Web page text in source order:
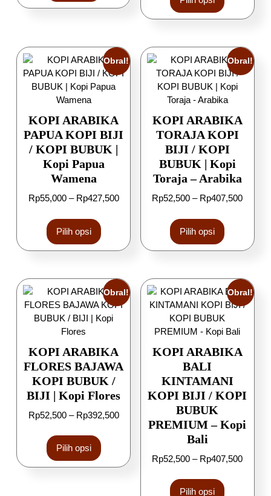
Obral!
KOPI ARABIKA
PAPUA KOPI BIJI
/ KOPI BUBUK |
Kopi Papua
Wamena
Rp55,000 – Rp427,500
Pilih opsi
Obral!
KOPI ARABIKA
TORAJA KOPI
BIJI / KOPI
BUBUK | Kopi
Toraja – Arabika
Rp52,500 – Rp407,500
Pilih opsi
Obral!
KOPI ARABIKA
FLORES BAJAWA
KOPI BUBUK /
BIJI | Kopi Flores
Rp52,500 – Rp392,500
Pilih opsi
Obral!
KOPI ARABIKA
BALI
KINTAMANI
KOPI BIJI / KOPI
BUBUK
PREMIUM – Kopi
Bali
Rp52,500 – Rp407,500
Pilih opsi